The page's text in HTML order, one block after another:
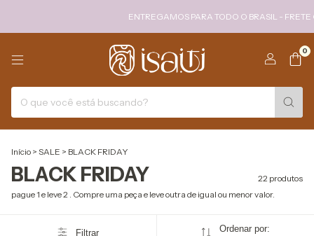
ENTREGAMOS PARA TODO O BRASIL - FRETE
0
Início > SALE > BLACK FRIDAY
BLACK FRIDAY
22 produtos
pague 1 e leve 2 . Compre uma peça e leve outra de igual ou menor valor.
Filtrar Ordenar por: